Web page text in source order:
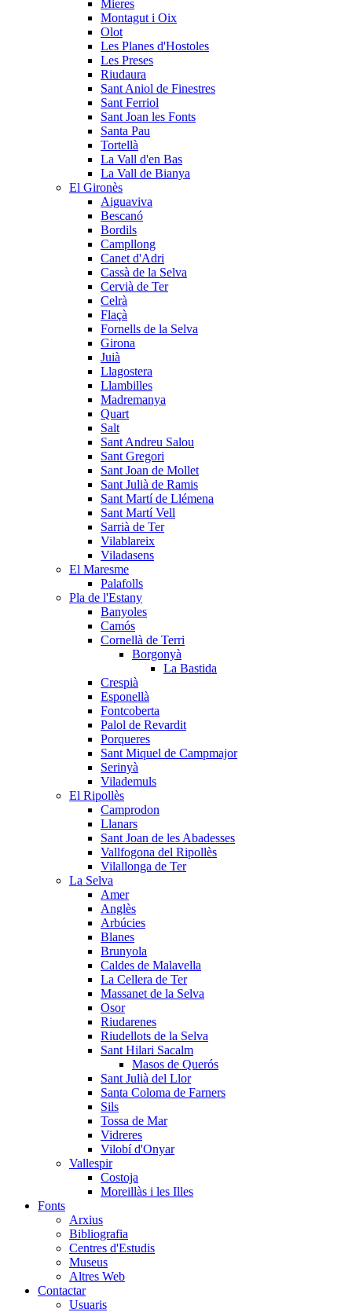
Mieres
Montagut i Oix
Olot
Les Planes d'Hostoles
Les Preses
Riudaura
Sant Aniol de Finestres
Sant Ferriol
Sant Joan les Fonts
Santa Pau
Tortellà
La Vall d'en Bas
La Vall de Bianya
El Gironès
Aiguaviva
Bescanó
Bordils
Campllong
Canet d'Adri
Cassà de la Selva
Cervià de Ter
Celrà
Flaçà
Fornells de la Selva
Girona
Juià
Llagostera
Llambilles
Madremanya
Quart
Salt
Sant Andreu Salou
Sant Gregori
Sant Joan de Mollet
Sant Julià de Ramis
Sant Martí de Llémena
Sant Martí Vell
Sarrià de Ter
Vilablareix
Viladasens
El Maresme
Palafolls
Pla de l'Estany
Banyoles
Camós
Cornellà de Terri
Borgonyà
La Bastida
Crespià
Esponellà
Fontcoberta
Palol de Revardit
Porqueres
Sant Miquel de Campmajor
Serinyà
Vilademuls
El Ripollès
Camprodon
Llanars
Sant Joan de les Abadesses
Vallfogona del Ripollès
Vilallonga de Ter
La Selva
Amer
Anglès
Arbúcies
Blanes
Brunyola
Caldes de Malavella
La Cellera de Ter
Massanet de la Selva
Osor
Riudarenes
Riudellots de la Selva
Sant Hilari Sacalm
Masos de Querós
Sant Julià del Llor
Santa Coloma de Farners
Sils
Tossa de Mar
Vidreres
Vilobí d'Onyar
Vallespir
Costoja
Moreillàs i les Illes
Fonts
Arxius
Bibliografia
Centres d'Estudis
Museus
Altres Web
Contactar
Usuaris